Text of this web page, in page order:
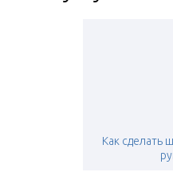
Как сделать